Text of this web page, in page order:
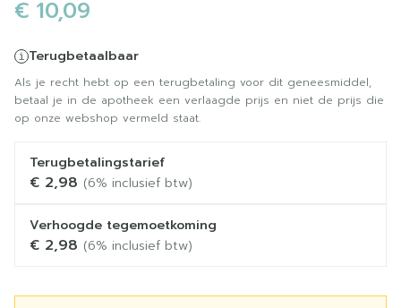
€ 10,09
Terugbetaalbaar
Als je recht hebt op een terugbetaling voor dit geneesmiddel,
betaal je in de apotheek een verlaagde prijs en niet de prijs die
op onze webshop vermeld staat.
Terugbetalingstarief
€ 2,98 (6% inclusief btw)
Verhoogde tegemoetkoming
€ 2,98 (6% inclusief btw)